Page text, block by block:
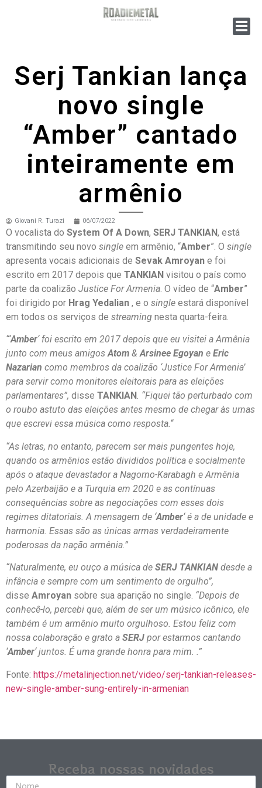
Serj Tankian lança
novo single
“Amber” cantado
inteiramente em
armênio
Giovani R. Turazi 06/07/2022
O vocalista do System Of A Down, SERJ TANKIAN, está
transmitindo seu novo single em armênio, “Amber”. O single
apresenta vocais adicionais de Sevak Amroyan e foi
escrito em 2017 depois que TANKIAN visitou o país como
parte da coalizão Justice For Armenia. O vídeo de “Amber”
foi dirigido por Hrag Yedalian , e o single estará disponível
em todos os serviços de streaming nesta quarta-feira.
“‘Amber‘ foi escrito em 2017 depois que eu visitei a Armênia
junto com meus amigosAtom &Arsinee Egoyan e Eric
Nazarian como membros da coalizão ‘Justice For Armenia’
para servir como monitores eleitorais para as eleições
parlamentares”, disse TANKIAN. “Fiquei tão perturbado com
o roubo astuto das eleições antes mesmo de chegar às urnas
que escrevi essa música como resposta.“
“As letras, no entanto, parecem ser mais pungentes hoje,
quando os armênios estão divididos política e socialmente
após o ataque devastador a Nagorno-Karabagh e Armênia
pelo Azerbaijão e a Turquia em 2020 e as contínuas
consequências sobre as negociações com esses dois
regimes ditatoriais. A mensagem de ‘Amber‘ é a de unidade e
harmonia. Essas são as únicas armas verdadeiramente
poderosas da nação armênia.”
“Naturalmente, eu ouço a música de SERJ TANKIAN desde a
infância e sempre com um sentimento de orgulho”,
disse Amroyan sobre sua aparição no single. “Depois de
conhecê-lo, percebi que, além de ser um músico icônico, ele
também é um armênio muito orgulhoso. Estou feliz com
nossa colaboração e grato a SERJ por estarmos cantando
‘Amber‘ juntos. É uma grande honra para mim. .”
Fonte: https://metalinjection.net/video/serj-tankian-releases-
new-single-amber-sung-entirely-in-armenian
Receba nossas novidades